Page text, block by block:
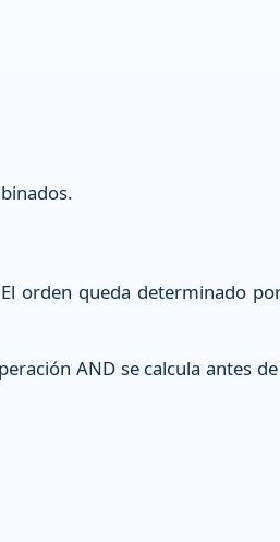
orden queda determinado
AND se calcula antes de